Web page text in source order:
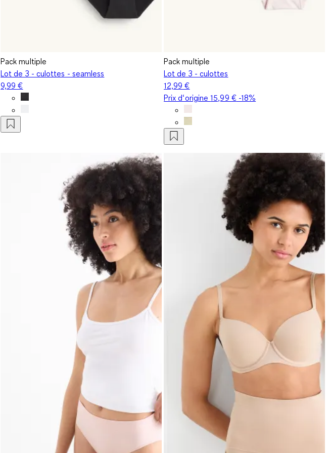
Pack multiple
Lot de 3 - culottes - seamless
9,99 €
Pack multiple
Lot de 3 - culottes
12,99 €
Prix d‘origine15,99 €-18%